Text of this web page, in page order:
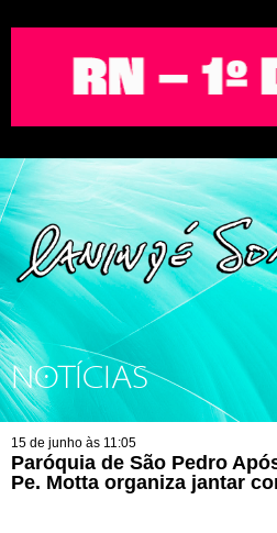
NOTÍCIAS
15 de junho às 11:05
Paróquia de São Pedro
Pe. Motta organiza jantar